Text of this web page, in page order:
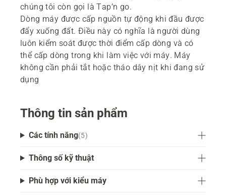
chúng tôi còn gọi là Tap’n go.
Dòng máy được cấp nguồn tự động khi đầu được
đẩy xuống đất. Điều này có nghĩa là người dùng
luôn kiểm soát được thời điểm cấp dòng và có
thể cấp dòng trong khi làm việc với máy. Máy
không cần phải tắt hoặc tháo dây nịt khi đang sử
dụng
Thông tin sản phẩm
Các tính năng(5)
Thông số kỹ thuật
Phù hợp với kiểu máy